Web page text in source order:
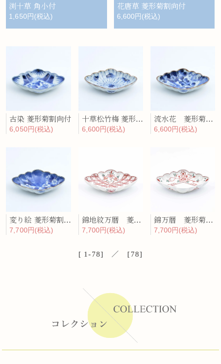
渕十草 角小付
1,650円(税込)
花唐草 菱形菊割向付
6,600円(税込)
古染 菱形菊割向付
6,050円(税込)
十草松竹梅 菱形菊割向付
6,600円(税込)
流水花 菱形菊割向付
6,600円(税込)
変り絵 菱形菊割向付
7,700円(税込)
錦地紋万暦 菱形菊割向付
7,700円(税込)
錦万暦 菱形菊割向付
7,700円(税込)
[ 1-78] ／ [78]